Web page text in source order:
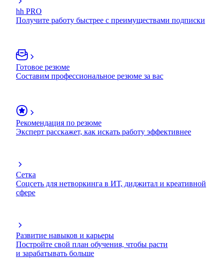
hh PRO
Получите работу быстрее с преимуществами подписки
Готовое резюме
Составим профессиональное резюме за вас
Рекомендация по резюме
Эксперт расскажет, как искать работу эффективнее
Сетка
Соцсеть для нетворкинга в ИТ, диджитал и креативной
сфере
Развитие навыков и карьеры
Постройте свой план обучения, чтобы расти
и зарабатывать больше